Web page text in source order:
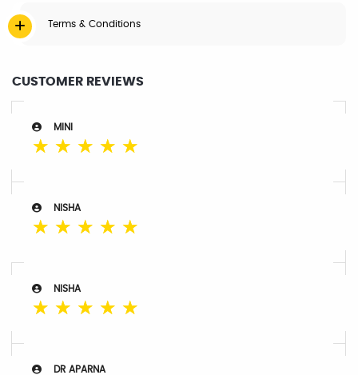
Terms & Conditions
CUSTOMER REVIEWS
MINI
☆ ☆ ☆ ☆ ☆
NISHA
☆ ☆ ☆ ☆ ☆
NISHA
☆ ☆ ☆ ☆ ☆
DR APARNA